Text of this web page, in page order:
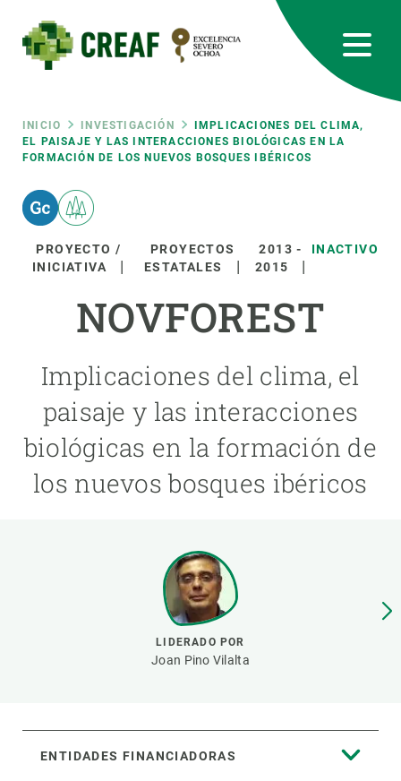
contenido
principal
Ruta
de
navegación
INICIO INVESTIGACIÓN
IMPLICACIONES DEL CLIMA,
EL PAISAJE Y LAS INTERACCIONES BIOLÓGICAS EN LA
FORMACIÓN DE LOS NUEVOS BOSQUES IBÉRICOS
PROYECTO /
INICIATIVA
PROYECTOS
ESTATALES
2013 -
2015
INACTIVO
NOVFOREST
Implicaciones del clima, el
paisaje y las interacciones
biológicas en la formación de
los nuevos bosques ibéricos
LIDERADO POR
Joan Pino Vilalta
ENTIDADES FINANCIADORAS
RRSS
Featured
responsive
Responsive
menu
SOBRE NOSOTROS
INVESTIGACIÓN
ÚNETE A NOSOTROS
PARTICIPA
NOTICIAS Y AGENDA